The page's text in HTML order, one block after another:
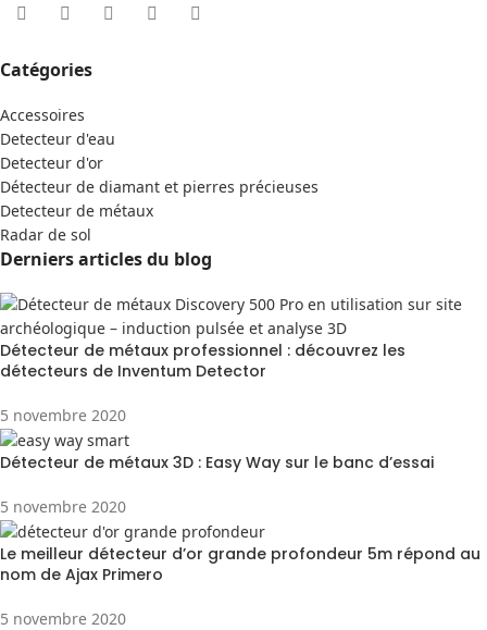
Catégories
Accessoires
Detecteur d'eau
Detecteur d'or
Détecteur de diamant et pierres précieuses
Detecteur de métaux
Radar de sol
Derniers articles du blog
Détecteur de métaux professionnel : découvrez les
détecteurs de Inventum Detector
5 novembre 2020
Détecteur de métaux 3D : Easy Way sur le banc d’essai
5 novembre 2020
Le meilleur détecteur d’or grande profondeur 5m répond au
nom de Ajax Primero
5 novembre 2020